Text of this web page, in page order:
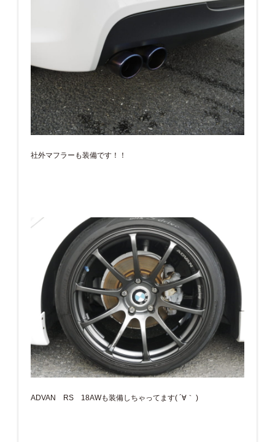
社外マフラーも装備です！！
ADVAN RS 18AWも装備しちゃってます( ´∀｀ )